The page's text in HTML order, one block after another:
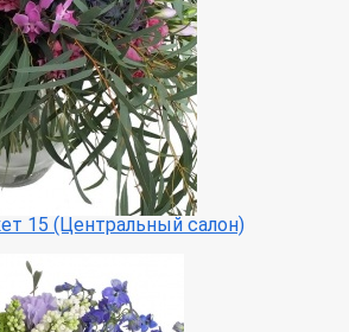
15 (Центральный салон)